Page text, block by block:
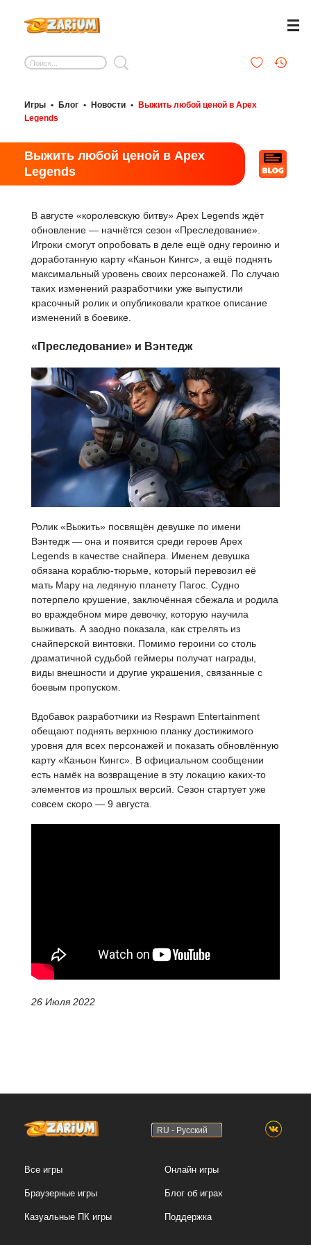
Игры • Блог • Новости •
Выжить любой ценой в Apex
Legends
Выжить любой ценой в Apex
Legends
В августе «королевскую битву» Apex Legends ждёт
обновление — начнётся сезон «Преследование».
Игроки смогут опробовать в деле ещё одну героиню и
доработанную карту «Каньон Кингс», а ещё поднять
максимальный уровень своих персонажей. По случаю
таких изменений разработчики уже выпустили
красочный ролик и опубликовали краткое описание
изменений в боевике.
«Преследование» и Вэнтедж
Ролик «Выжить» посвящён девушке по имени
Вэнтедж — она и появится среди героев Apex
Legends в качестве снайпера. Именем девушка
обязана кораблю-тюрьме, который перевозил её
мать Мару на ледяную планету Пагос. Судно
потерпело крушение, заключённая сбежала и родила
во враждебном мире девочку, которую научила
выживать. А заодно показала, как стрелять из
снайперской винтовки. Помимо героини со столь
драматичной судьбой геймеры получат награды,
виды внешности и другие украшения, связанные с
боевым пропуском.
Вдобавок разработчики из Respawn Entertainment
обещают поднять верхнюю планку достижимого
уровня для всех персонажей и показать обновлённую
карту «Каньон Кингс». В официальном сообщении
есть намёк на возвращение в эту локацию каких-то
элементов из прошлых версий. Сезон стартует уже
совсем скоро — 9 августа.
26 Июля 2022
RU - Русский
Все игры
Браузерные игры
Казуальные ПК игры
Онлайн игры
Блог об играх
Поддержка